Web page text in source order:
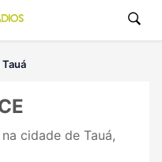
Tauá
cidade de Tauá,